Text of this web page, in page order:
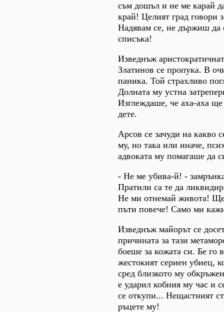
съм дошъл и не ме карай
край! Целият град говори
Надявам се, не държиш да
списъка!
Изведнъж
Златинов се пропука. В
паника. Той страхливо
Долната му устна
Изглеждаше, че аха-аха ще
дете.
Арсов се зачуди на какво
му, но така или иначе,
адвоката му помагаше да
- Не ме убива-й! -
Пратили са те да
Не ми отнемай живота! Ще
пъти повече! Само ми
Изведнъж майорът се
причината за тази
боеше за кожата си. Бе го
жестокият сериен убиец,
сред близкото му
е ударил кобния му час и
се откупи... Нещастният
ръцете му!